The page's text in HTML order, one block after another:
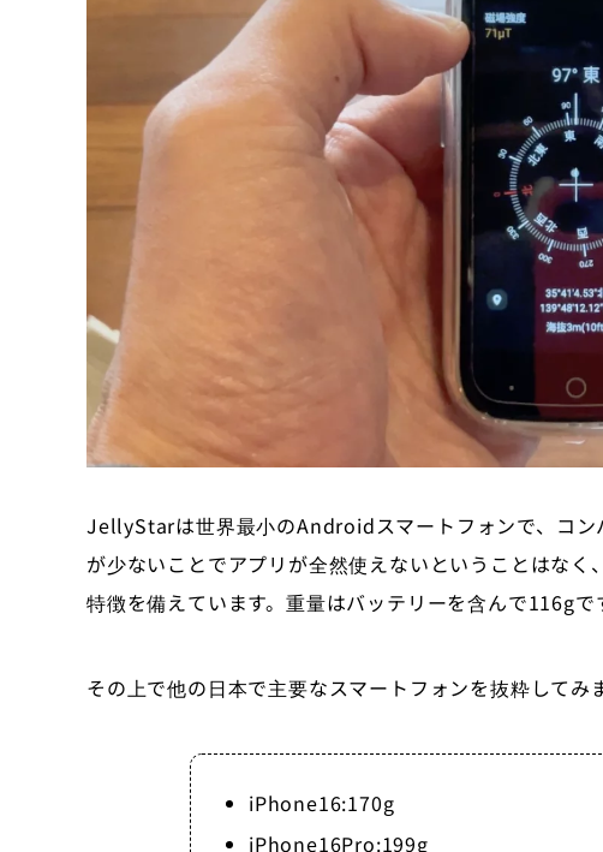
JellyStarは世界最小のAndroidスマートフォンで、コン
が少ないことでアプリが全然使えないということはな
特徴を備えています。重量はバッテリーを含んで116gで
その上で他の日本で主要なスマートフォンを抜粋してみ
iPhone16:170g
iPhone16Pro:199g